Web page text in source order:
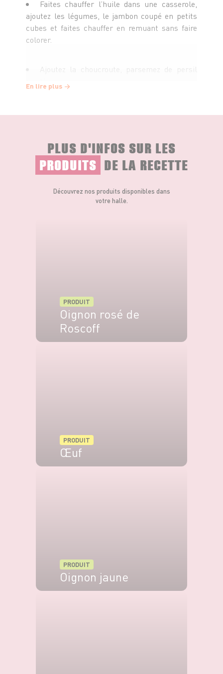
Faites chauffer l’huile dans une casserole,
ajoutez les légumes, le jambon coupé en petits
cubes et faites chauffer en remuant sans faire
colorer.
Ajoutez la choucroute, parsemez de persil
Mettez les ramequins sur une plaque à rôtir
remplie d’eau chaude ou dans un grand plat à
gratin rempli à mi-hauteur d’eau chaude.
En lire plus
PLUS D'INFOS SUR LES
PRODUITS DE LA RECETTE
Découvrez nos produits disponibles dans
votre halle.
PRODUIT
Oignon rosé de
Roscoff
PRODUIT
Œuf
PRODUIT
Oignon jaune